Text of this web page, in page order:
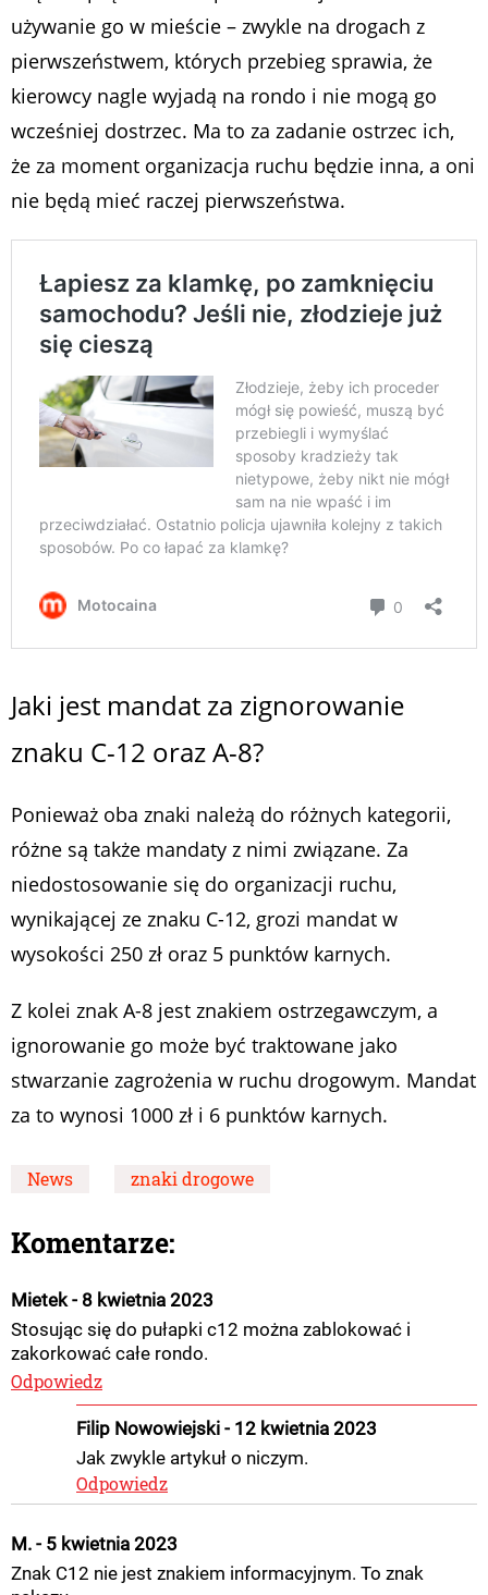
używanie go w mieście – zwykle na drogach z
pierwszeństwem, których przebieg sprawia, że
kierowcy nagle wyjadą na rondo i nie mogą go
wcześniej dostrzec. Ma to za zadanie ostrzec ich,
że za moment organizacja ruchu będzie inna, a oni
nie będą mieć raczej pierwszeństwa.
Jaki jest mandat za zignorowanie
znaku C-12 oraz A-8?
Ponieważ oba znaki należą do różnych kategorii,
różne są także mandaty z nimi związane. Za
niedostosowanie się do organizacji ruchu,
wynikającej ze znaku C-12, grozi mandat w
wysokości 250 zł oraz 5 punktów karnych.
Z kolei znak A-8 jest znakiem ostrzegawczym, a
ignorowanie go może być traktowane jako
stwarzanie zagrożenia w ruchu drogowym. Mandat
za to wynosi 1000 zł i 6 punktów karnych.
News znaki drogowe
Komentarze:
Mietek - 8 kwietnia 2023
Stosując się do pułapki c12 można zablokować i
zakorkować całe rondo.
Odpowiedz
Filip Nowowiejski - 12 kwietnia 2023
Jak zwykle artykuł o niczym.
Odpowiedz
M. - 5 kwietnia 2023
Znak C12 nie jest znakiem informacyjnym. To znak